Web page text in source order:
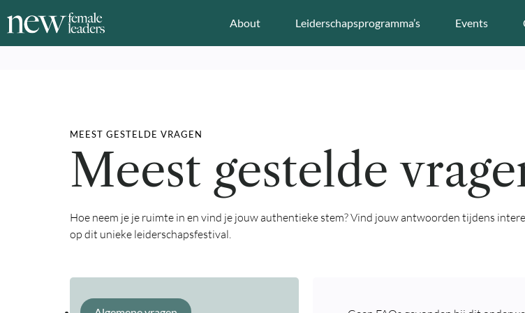
About Leiderschapsprogramma’s Events
MEEST GESTELDE VRAGEN
Meest gestelde
Hoe neem je je ruimte in en vind je jouw authentieke stem? Vind jouw antwoorden tijdens
op dit unieke leiderschapsfestival.